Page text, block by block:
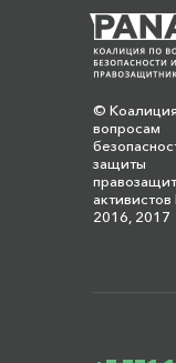
©
вопросам
защиты
активистов
2016, 2017